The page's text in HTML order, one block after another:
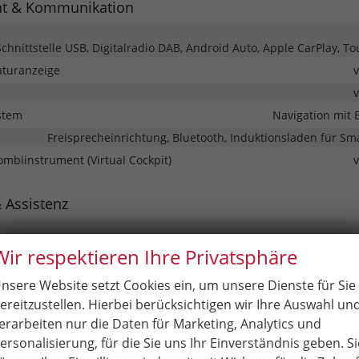
& Kommunikation
USB, Digitalradio DAB, Android Auto, Apple CarPlay,
Navigation mit
Freisprecheinrichtung, Bluetooth, Induktionsladen für
(Virtual Cockpit)
Assistenz
Kopfairbags Vorne, Beifahrerairbag abschaltbar,
Hinten
Tempomat, Notbremsassistent (City-Safety), Berganfahrassistent,
Abstandstempomat adaptiv (ACC),
Stauassistent, Müdigkeitserkennungs-Sensor, Notrufsystem,
respektieren Ihre Privatsphäre
Website setzt Cookies ein, um unsere Dienste für Sie
Hierbei berücksichtigen wir Ihre Auswahl
nur die Daten für Marketing, Analytics und
für die Sie uns Ihr Einverständnis geben.